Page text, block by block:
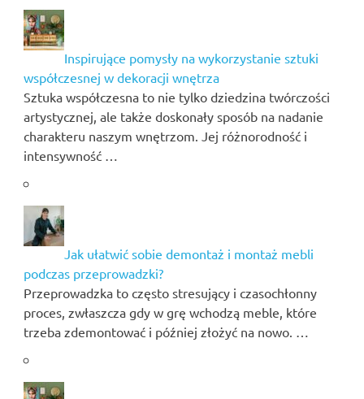
Inspirujące pomysły na wykorzystanie sztuki
współczesnej w dekoracji wnętrza
Sztuka współczesna to nie tylko dziedzina twórczości
artystycznej, ale także doskonały sposób na nadanie
charakteru naszym wnętrzom. Jej różnorodność i
intensywność …
Jak ułatwić sobie demontaż i montaż mebli
podczas przeprowadzki?
Przeprowadzka to często stresujący i czasochłonny
proces, zwłaszcza gdy w grę wchodzą meble, które
trzeba zdemontować i później złożyć na nowo. …